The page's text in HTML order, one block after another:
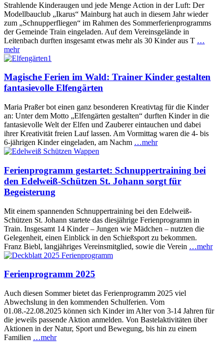
Strahlende Kinderaugen und jede Menge Action in der Luft: Der
Modellbauclub „Ikarus“ Mainburg hat auch in diesem Jahr wieder
zum „Schnupperfliegen“ im Rahmen des Sommerferienprogramms
der Gemeinde Train eingeladen. Auf dem Vereinsgelände in
Leitenbach durften insgesamt etwas mehr als 30 Kinder aus T …
mehr
Magische Ferien im Wald: Trainer Kinder gestalten
fantasievolle Elfengärten
Maria Praßer bot einen ganz besonderen Kreativtag für die Kinder
an: Unter dem Motto „Elfengärten gestalten“ durften Kinder in die
fantasievolle Welt der Elfen und Zauberer eintauchen und dabei
ihrer Kreativität freien Lauf lassen. Am Vormittag waren die 4- bis
6-jährigen Kinder eingeladen, am Nachm …mehr
Ferienprogramm gestartet: Schnuppertraining bei
den Edelweiß-Schützen St. Johann sorgt für
Begeisterung
Mit einem spannenden Schnuppertraining bei den Edelweiß-
Schützen St. Johann startete das diesjährige Ferienprogramm in
Train. Insgesamt 14 Kinder – Jungen wie Mädchen – nutzten die
Gelegenheit, einen Einblick in den Schießsport zu bekommen.
Franz Biebl, langjähriges Vereinsmitglied, sowie die Verein …mehr
Ferienprogramm 2025
Auch diesen Sommer bietet das Ferienprogramm 2025 viel
Abwechslung in den kommenden Schulferien. Vom
01.08.-22.08.2025 können sich Kinder im Alter von 3-14 Jahren für
die jeweils passende Aktion anmelden. Von Bastelaktivitäten über
Aktionen in der Natur, Sport und Bewegung, bis hin zu einem
Familien …mehr